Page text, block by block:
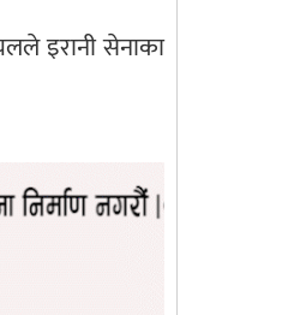
इरानी सेनाका